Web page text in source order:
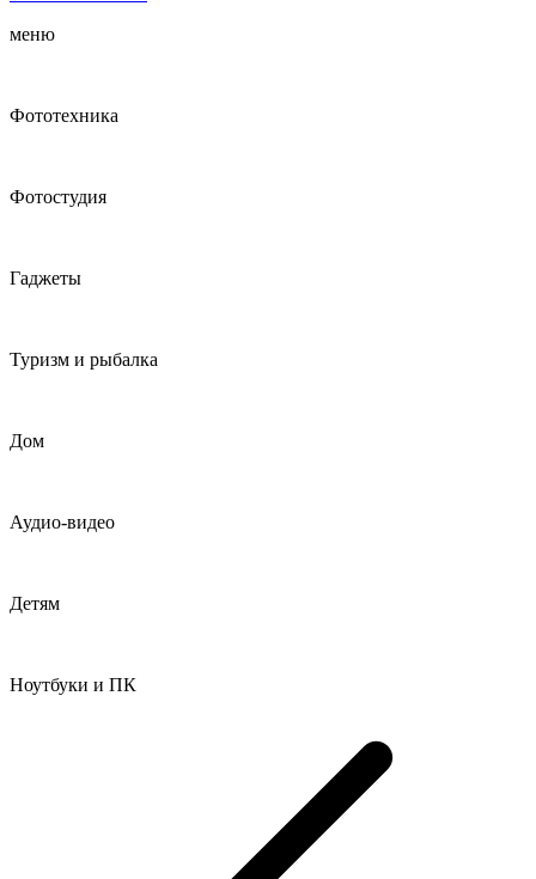
меню
Фототехника
Фотостудия
Гаджеты
Туризм и рыбалка
Дом
Аудио-видео
Детям
Ноутбуки и ПК